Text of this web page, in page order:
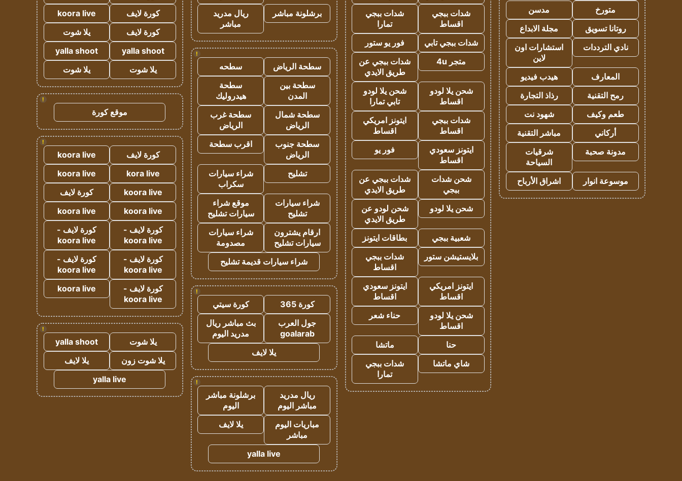
متورخ
مدسن
روتانا تسويق
مجلة الابداع
نادي الترددات
استشارات اون
لاين
المعارف
هيدب فيديو
رمح التقنية
رذاذ التجارة
طعم وكيف
شهود نت
أركاني
مباشر التقنية
مدونة صحبة
شرقيات
السياحة
موسوعة انوار
اشراق الأرباح
شدات ببجي
اقساط
شدات ببجي
تمارا
شدات ببجي تابي
فور يو ستور
متجر 4u
شدات ببجي عن
طريق الايدي
شحن يلا لودو
اقساط
شحن يلا لودو
تابي تمارا
شدات ببجي
اقساط
ايتونز امريكي
اقساط
ايتونز سعودي
اقساط
فور يو
شحن شدات
ببجي
شدات ببجي عن
طريق الايدي
شحن يلا لودو
شحن لودو عن
طريق الايدي
شعبية ببجي
بطاقات ايتونز
بلايستيشن ستور
شدات ببجي
اقساط
ايتونز امريكي
اقساط
ايتونز سعودي
اقساط
شحن يلا لودو
اقساط
حناء شعر
حنا
ماتشا
شاي ماتشا
شدات ببجي
تمارا
برشلونة مباشر
ريال مدريد
مباشر
!
سطحة الرياض
سطحه
سطحة بين
المدن
سطحة
هيدروليك
سطحة شمال
الرياض
سطحة غرب
الرياض
سطحة جنوب
الرياض
اقرب سطحة
تشليح
شراء سيارات
سكراب
شراء سيارات
تشليح
موقع شراء
سيارات تشليح
ارقام يشترون
سيارات تشليح
شراء سيارات
مصدومة
شراء سيارات قديمة تشليح
!
كورة 365
كورة سيتي
جول العرب
goalarab
بث مباشر ريال
مدريد اليوم
يلا لايف
!
ريال مدريد
مباشر اليوم
برشلونة مباشر
اليوم
مباريات اليوم
مباشر
يلا لايف
yalla live
كورة لايف
koora live
كورة لايف
يلا شوت
yalla shoot
yalla shoot
يلا شوت
يلا شوت
!
موقع كورة
!
كورة لايف
koora live
kora live
koora live
koora live
كورة لايف
koora live
koora live
كورة لايف -
koora live
كورة لايف -
koora live
كورة لايف -
koora live
كورة لايف -
koora live
كورة لايف -
koora live
koora live
!
يلا شوت
yalla shoot
يلا شوت زون
يلا لايف
yalla live